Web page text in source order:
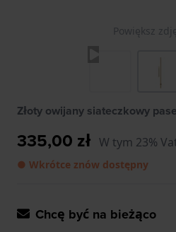
Powiększ
Złoty owijany siateczkowy
335,00 zł W tym 23%
● Wkrótce znów dostępny
Chcę być na bieżąco